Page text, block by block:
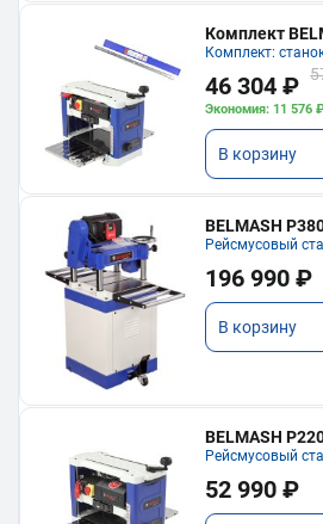
Комплект
Комплект:
46 304 ₽
Экономия: 11 576
В корзину
BELMASH
Рейсмусовый
196 990 ₽
В корзину
BELMASH
Рейсмусовый
52 990 ₽